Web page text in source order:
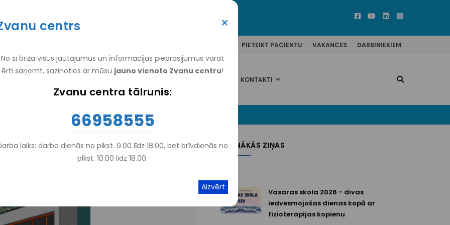
centrs "Vaivari"", (
(+371) 66 958 555
ATTEIKT VIZĪTI ATSAUKSMĒM PIETEIKT PACIENTU VAKANCES DARBINIEKIEM
KONTAKTI
×
centrs
No šī brīža visus jautājumus un informācijas pieprasījumus varat
ērti saņemt, sazinoties ar mūsu jauno vienoto Zvanu centru!
Zvanu centra tālrunis:
66958555
laiks: darba dienās no plkst. 9.00 līdz 18.00, bet brīvdienās no
plkst. 10.00 līdz 18.00.
JAUNĀKĀS ZIŅAS
Vasaras skola 2026 - divas
iedvesmojošas dienas kopā ar
fizioterapijas kopienu